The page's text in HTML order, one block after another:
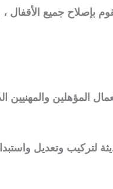
جميع الأقفال ،
المؤهلين والمهنيين
لتركيب وتعديل